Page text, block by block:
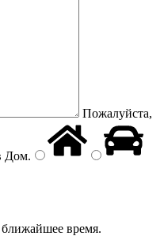
Пожалуйста,
Дом.
время.